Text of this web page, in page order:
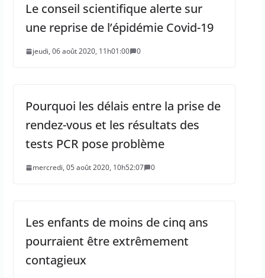
Le conseil scientifique alerte sur
une reprise de l’épidémie Covid-19
jeudi, 06 août 2020, 11h01:00 0
Pourquoi les délais entre la prise de
rendez-vous et les résultats des
tests PCR pose problème
mercredi, 05 août 2020, 10h52:07 0
Les enfants de moins de cinq ans
pourraient être extrêmement
contagieux